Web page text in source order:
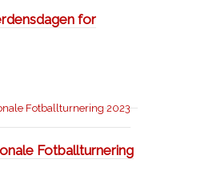
for
Fotballturnering